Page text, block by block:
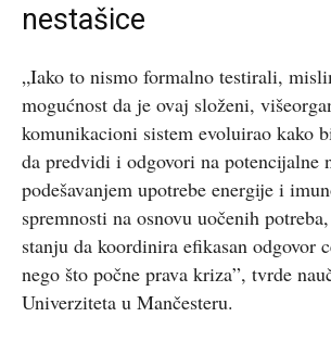
nestašice
„Iako to nismo formalno testirali,
mogućnost da je ovaj složeni,
komunikacioni sistem evoluirao kako
da predvidi i odgovori na potencijalne
podešavanjem upotrebe energije i
spremnosti na osnovu uočenih
stanju da koordinira efikasan odgovor
nego što počne prava kriza”, tvrde
Univerziteta u Mančesteru.